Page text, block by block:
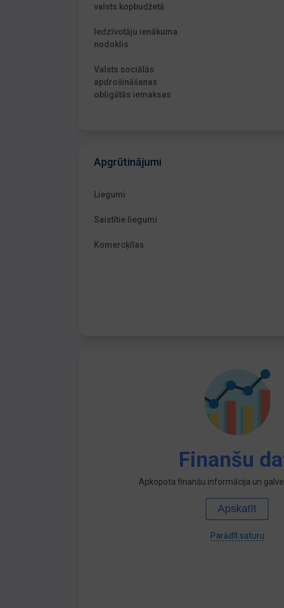
valsts kopbudžetā
Iedzīvotāju ienākuma
nodoklis
Valsts sociālās
apdrošināšanas
obligātās iemaksas
Apgrūtinājumi
Liegumi
Saistītie liegumi
Komercķīlas
Finanšu
Apkopota finanšu informācija un
Apskatīt
Parādīt saturu